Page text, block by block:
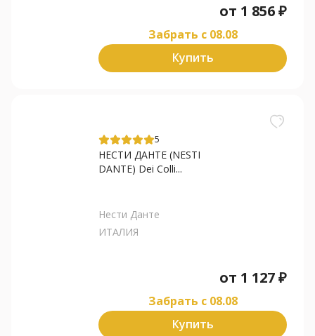
от 1 856₽
Забрать c 08.08
Купить
5
НЕСТИ ДАНТЕ (NESTI
DANTE) Dei Colli...
Нести Данте
ИТАЛИЯ
от 1 127₽
Забрать c 08.08
Купить